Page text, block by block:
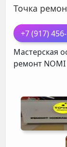
Точка
+7 (917)
Мастерская
ремонт NOMI